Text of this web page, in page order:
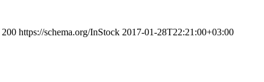
200 https://schema.org/InStock 2017-01-28T22:21:00+03:00